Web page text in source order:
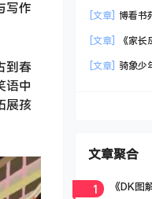
写作
到春
语中
展孩
[文章]
博看书
[文章]
《家长
[文章]
骑象少
文章聚合
1 《DK图